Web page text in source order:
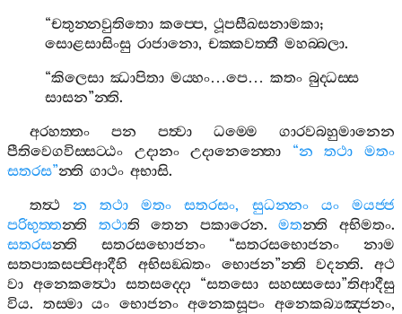
“චතුන‍්නවුතිතො කප‍්පෙ,ථූපසීඛසනාමකා;
සොළසාසිංසු රාජානො,චක‍්කවත‍්තී මහබ‍්බලා.
“කිලෙසා ඣාපිතා මය‍්හං…පෙ…කතං බුද‍්ධස‍්ස
සාසන”න‍්ති.
අරහත‍්තං
පන පත්‍වා ධම‍්මෙ
ගාරවබහුමානෙන
පීතිවෙගවිස‍්සට‍්ඨං
උදානං උදානෙන‍්තො “න තථා
මතං
සතරස”න‍්ති ගාථං අභාසි.
තත්‍ථ
න තථා මතං සතරසං, සුධන‍්නං යං
මයජ‍්ජ
පරිභුත‍්තන‍්ති තථාති තෙන පකාරෙන.මතන‍්ති අභිමතං.
සතරසන‍්ති සතරසභොජනං“සතරසභොජනං
නාම
සතපාකසප‍්පිආදීහි
අභිසඞ‍්ඛතං භොජන”න‍්ති වදන‍්ති. අථ
වා අනෙකත්‍ථො සතසද‍්දො “සතසො සහස‍්සසො”තිආදීසු
විය. තස‍්මා යං භොජනං අනෙකසූපං අනෙකබ්‍යඤ‍්ජනං,